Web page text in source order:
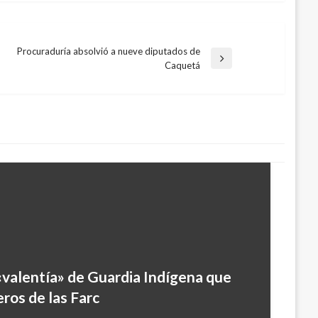
Procuraduría absolvió a nueve diputados de
Caquetá
de Guardia Indígena que
de las Farc
acuerdo, porque no tenemos más